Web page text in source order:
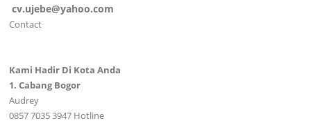
cv.ujebe@yahoo.com
Contact
Kami Hadir Di Kota Anda
1. Cabang Bogor
Audrey
0857 7035 3947 Hotline